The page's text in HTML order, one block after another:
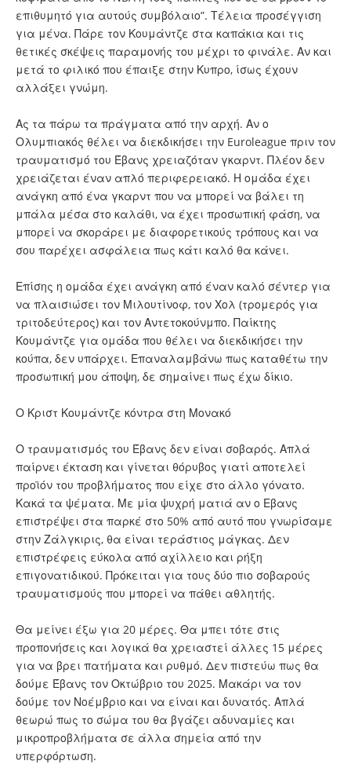
επιθυμητό για αυτούς συμβόλαιο”. Τέλεια προσέγγιση
για μένα. Πάρε τον Κουμάντζε στα καπάκια και τις
θετικές σκέψεις παραμονής του μέχρι το φινάλε. Αν και
μετά το φιλικό που έπαιξε στην Κυπρο, ίσως έχουν
αλλάξει γνώμη.
Ας τα πάρω τα πράγματα από την αρχή. Αν ο
Ολυμπιακός θέλει να διεκδικήσει την Euroleague πριν τον
τραυματισμό του Έβανς χρειαζόταν γκαρντ. Πλέον δεν
χρειάζεται έναν απλό περιφερειακό. Η ομάδα έχει
ανάγκη από ένα γκαρντ που να μπορεί να βάλει τη
μπάλα μέσα στο καλάθι, να έχει προσωπική φάση, να
μπορεί να σκοράρει με διαφορετικούς τρόπους και να
σου παρέχει ασφάλεια πως κάτι καλό θα κάνει.
Επίσης η ομάδα έχει ανάγκη από έναν καλό σέντερ για
να πλαισιώσει τον Μιλουτίνοφ, τον Χολ (τρομερός για
τριτοδεύτερος) και τον Αντετοκούνμπο. Παίκτης
Κουμάντζε για ομάδα που θέλει να διεκδικήσει την
κούπα, δεν υπάρχει. Επαναλαμβάνω πως καταθέτω την
προσωπική μου άποψη, δε σημαίνει πως έχω δίκιο.
Ο Κριστ Κουμάντζε κόντρα στη Μονακό
Ο τραυματισμός του Έβανς δεν είναι σοβαρός. Απλά
παίρνει έκταση και γίνεται θόρυβος γιατί αποτελεί
προϊόν του προβλήματος που είχε στο άλλο γόνατο.
Κακά τα ψέματα. Με μία ψυχρή ματιά αν ο Εβανς
επιστρέψει στα παρκέ στο 50% από αυτό που γνωρίσαμε
στην Ζάλγκιρις, θα είναι τεράστιος μάγκας. Δεν
επιστρέφεις εύκολα από αχίλλειο και ρήξη
επιγονατιδικού. Πρόκειται για τους δύο πιο σοβαρούς
τραυματισμούς που μπορεί να πάθει αθλητής.
Θα μείνει έξω για 20 μέρες. Θα μπει τότε στις
προπονήσεις και λογικά θα χρειαστεί άλλες 15 μέρες
για να βρει πατήματα και ρυθμό. Δεν πιστεύω πως θα
δούμε Έβανς τον Οκτώβριο του 2025. Μακάρι να τον
δούμε τον Νοέμβριο και να είναι και δυνατός. Απλά
θεωρώ πως το σώμα του θα βγάζει αδυναμίες και
μικροπροβλήματα σε άλλα σημεία από την
υπερφόρτωση.